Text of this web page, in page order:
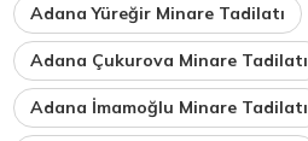
Adana Yüreğir Minare Tadilatı
Adana Çukurova Minare Tadilatı
Adana İmamoğlu Minare Tadilatı